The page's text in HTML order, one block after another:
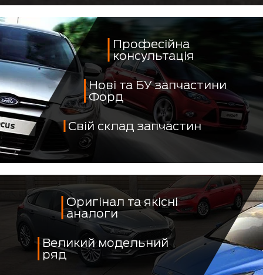
Професійна
консультація
Нові та БУ запчастини
Форд
Свій склад запчастин
Оригінал та якісні
аналоги
Великий модельний
ряд